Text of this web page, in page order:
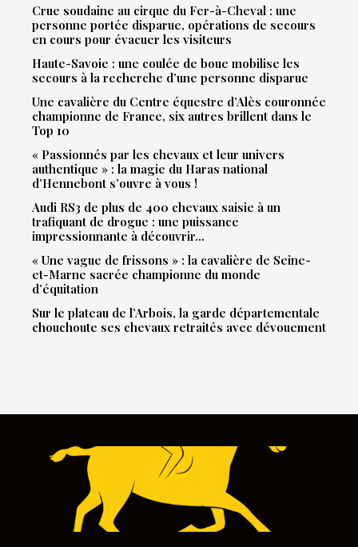
Crue soudaine au cirque du Fer-à-Cheval : une
personne portée disparue, opérations de secours
en cours pour évacuer les visiteurs
Haute-Savoie : une coulée de boue mobilise les
secours à la recherche d’une personne disparue
Une cavalière du Centre équestre d’Alès couronnée
championne de France, six autres brillent dans le
Top 10
« Passionnés par les chevaux et leur univers
authentique » : la magie du Haras national
d’Hennebont s’ouvre à vous !
Audi RS3 de plus de 400 chevaux saisie à un
trafiquant de drogue : une puissance
impressionnante à découvrir…
« Une vague de frissons » : la cavalière de Seine-
et-Marne sacrée championne du monde
d’équitation
Sur le plateau de l’Arbois, la garde départementale
chouchoute ses chevaux retraités avec dévouement